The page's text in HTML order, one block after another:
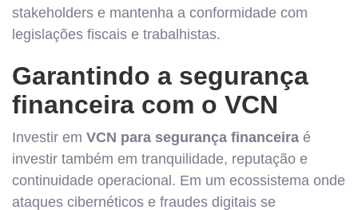
stakeholders e mantenha a conformidade com
legislações fiscais e trabalhistas.
Garantindo a segurança
financeira com o VCN
Investir em VCN para segurança financeira é
investir também em tranquilidade, reputação e
continuidade operacional. Em um ecossistema onde
ataques cibernéticos e fraudes digitais se